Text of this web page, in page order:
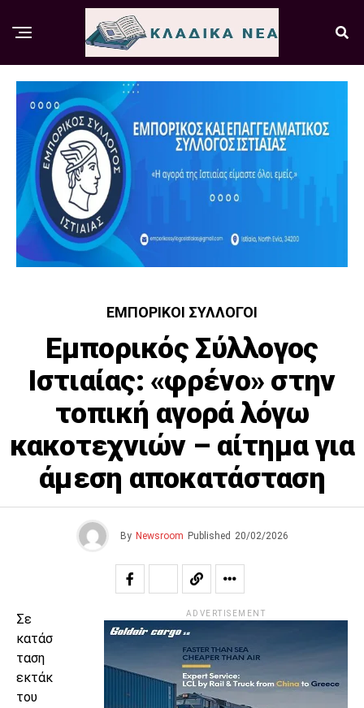
ΕΜΠΟΡΙΚΟΊ ΣΎΛΛΟΓΟΙ
Εμπορικός Σύλλογος
Ιστιαίας: «φρένο» στην
τοπική αγορά λόγω
κακοτεχνιών – αίτημα για
άμεση αποκατάσταση
By Newsroom Published 20/02/2026
Σε
κατάσ
ταση
εκτάκ
του
ADVERTISEMENT